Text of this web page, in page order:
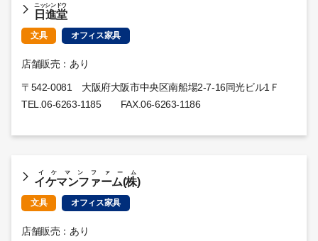
日進堂
ニッシンドウ
文具 オフィス家具
店舗販売：あり
〒542-0081 大阪府大阪市中央区南船場2-7-16同光ビル1Ｆ
TEL.06-6263-1185FAX.06-6263-1186
イケマンファーム(株)
イケマンファーム
文具 オフィス家具
店舗販売：あり